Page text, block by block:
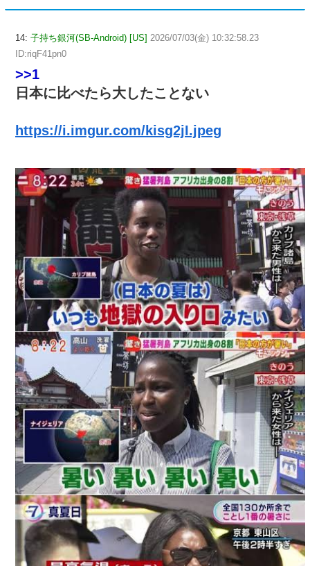
14: 子持ち銀河(SB-Android) [US] 2026/07/03(金) 10:32:58.23
ID:riqF41pn0
>>1
日本に比べたら大したことない
https://i.imgur.com/kisg2jI.jpeg